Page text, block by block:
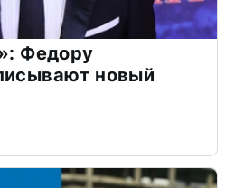
Федору
новый